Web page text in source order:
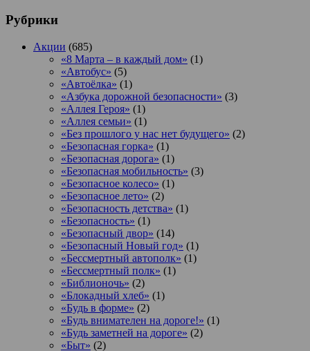
Рубрики
Акции (685)
«8 Марта – в каждый дом» (1)
«Автобус» (5)
«Автоёлка» (1)
«Азбука дорожной безопасности» (3)
«Аллея Героя» (1)
«Аллея семьи» (1)
«Без прошлого у нас нет будущего» (2)
«Безопасная горка» (1)
«Безопасная дорога» (1)
«Безопасная мобильность» (3)
«Безопасное колесо» (1)
«Безопасное лето» (2)
«Безопасность детства» (1)
«Безопасность» (1)
«Безопасный двор» (14)
«Безопасный Новый год» (1)
«Бессмертный автополк» (1)
«Бессмертный полк» (1)
«Библионочь» (2)
«Блокадный хлеб» (1)
«Будь в форме» (2)
«Будь внимателен на дороге!» (1)
«Будь заметней на дороге» (2)
«Быт» (2)